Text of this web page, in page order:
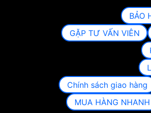
BẢO
GẶP TƯ VẤN VIÊN
Chính sách giao hàng
MUA HÀNG NHANH